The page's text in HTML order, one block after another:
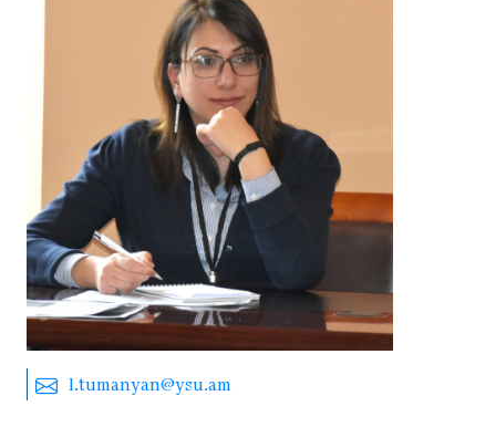
l.tumanyan@ysu.am